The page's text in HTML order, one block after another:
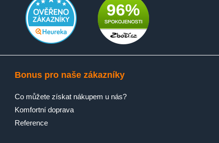
96%
Bonus pro naše zákazníky
Co můžete získat nákupem u nás?
Komfortní doprava
Reference